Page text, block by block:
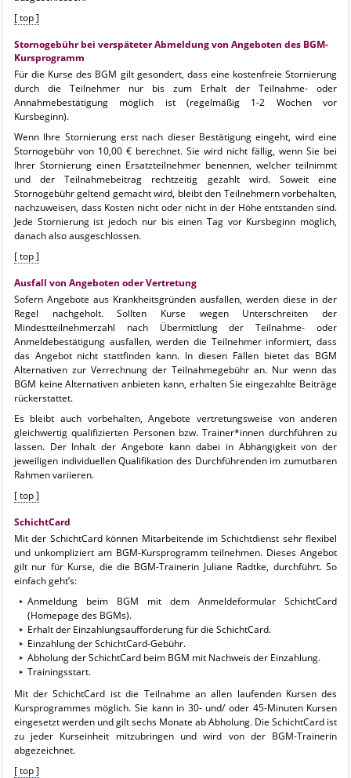
[ top ]
Stornogebühr bei verspäteter Abmeldung von Angeboten des BGM-
Kursprogramm
Für die Kurse des BGM gilt gesondert, dass eine kostenfreie Stornierung
durch die Teilnehmer nur bis zum Erhalt der Teilnahme- oder
Annahmebestätigung möglich ist (regelmäßig 1-2 Wochen vor
Kursbeginn).
Wenn Ihre Stornierung erst nach dieser Bestätigung eingeht, wird eine
Stornogebühr von 10,00 € berechnet. Sie wird nicht fällig, wenn Sie bei
Ihrer Stornierung einen Ersatzteilnehmer benennen, welcher teilnimmt
und der Teilnahmebeitrag rechtzeitig gezahlt wird. Soweit eine
Stornogebühr geltend gemacht wird, bleibt den Teilnehmern vorbehalten,
nachzuweisen, dass Kosten nicht oder nicht in der Höhe entstanden sind.
Jede Stornierung ist jedoch nur bis einen Tag vor Kursbeginn möglich,
danach also ausgeschlossen.
[ top ]
Ausfall von Angeboten oder Vertretung
Sofern Angebote aus Krankheitsgründen ausfallen, werden diese in der
Regel nachgeholt. Sollten Kurse wegen Unterschreiten der
Mindestteilnehmerzahl nach Übermittlung der Teilnahme- oder
Anmeldebestätigung ausfallen, werden die Teilnehmer informiert, dass
das Angebot nicht stattfinden kann. In diesen Fällen bietet das BGM
Alternativen zur Verrechnung der Teilnahmegebühr an. Nur wenn das
BGM keine Alternativen anbieten kann, erhalten Sie eingezahlte Beiträge
rückerstattet.
Es bleibt auch vorbehalten, Angebote vertretungsweise von anderen
gleichwertig qualifizierten Personen bzw. Trainer*innen durchführen zu
lassen. Der Inhalt der Angebote kann dabei in Abhängigkeit von der
jeweiligen individuellen Qualifikation des Durchführenden im zumutbaren
Rahmen variieren.
[ top ]
SchichtCard
Mit der SchichtCard können Mitarbeitende im Schichtdienst sehr flexibel
und unkompliziert am BGM-Kursprogramm teilnehmen. Dieses Angebot
gilt nur für Kurse, die die BGM-Trainerin Juliane Radtke, durchführt. So
einfach geht’s:
Anmeldung beim BGM mit dem Anmeldeformular SchichtCard
(Homepage des BGMs).
Erhalt der Einzahlungsaufforderung für die SchichtCard.
Einzahlung der SchichtCard-Gebühr.
Abholung der SchichtCard beim BGM mit Nachweis der Einzahlung.
Trainingsstart.
Mit der SchichtCard ist die Teilnahme an allen laufenden Kursen des
Kursprogrammes möglich. Sie kann in 30- und/ oder 45-Minuten Kursen
eingesetzt werden und gilt sechs Monate ab Abholung. Die SchichtCard ist
zu jeder Kurseinheit mitzubringen und wird von der BGM-Trainerin
abgezeichnet.
[ top ]